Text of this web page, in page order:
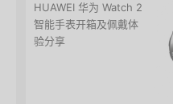
HUAWEI 华为 Watch 2
智能手表开箱及佩戴体
验分享